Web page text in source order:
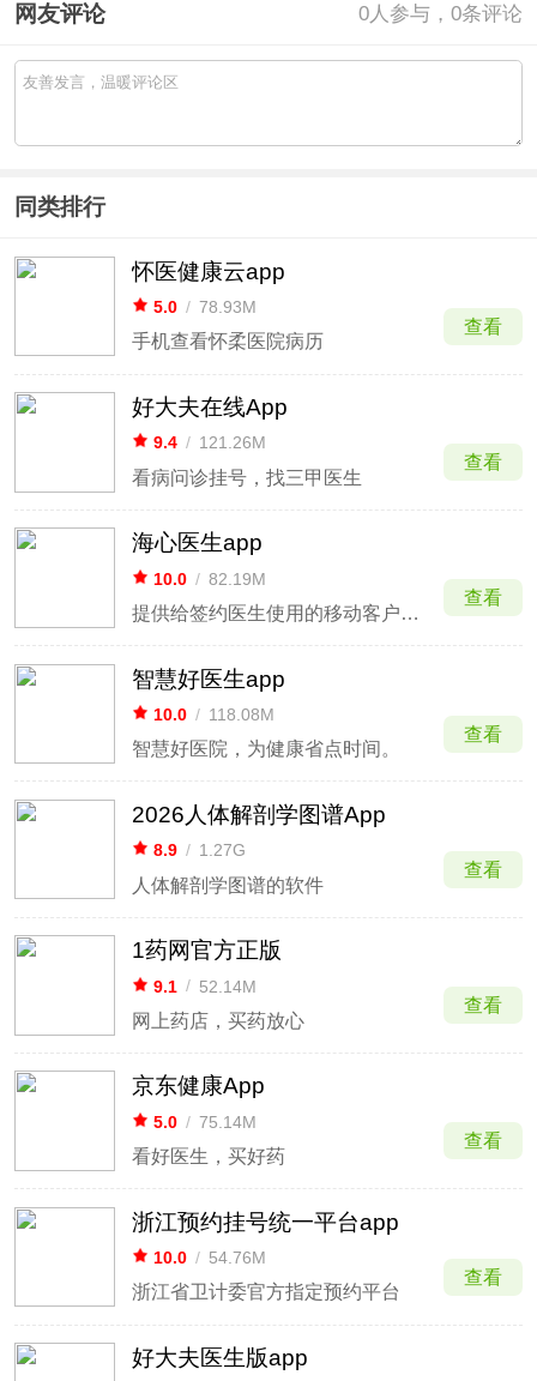
网友评论 0人参与，0条评论
同类排行
怀医健康云app
5.0 / 78.93M
手机查看怀柔医院病历
查看
好大夫在线App
9.4 / 121.26M
看病问诊挂号，找三甲医生
查看
海心医生app
10.0 / 82.19M
提供给签约医生使用的移动客户端产品
查看
智慧好医生app
10.0 / 118.08M
智慧好医院，为健康省点时间。
查看
2026人体解剖学图谱App
8.9 / 1.27G
人体解剖学图谱的软件
查看
1药网官方正版
9.1 / 52.14M
网上药店，买药放心
查看
京东健康App
5.0 / 75.14M
看好医生，买好药
查看
浙江预约挂号统一平台app
10.0 / 54.76M
浙江省卫计委官方指定预约平台
查看
好大夫医生版app